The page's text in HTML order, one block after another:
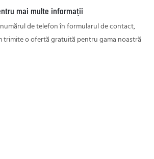
mai multe informații
de telefon în formularul de contact,
trimite o ofertă gratuită pentru gama noastră